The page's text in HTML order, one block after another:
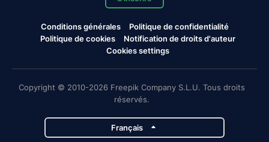
Conditions générales
Politique de confidentialité
Politique de cookies
Notification de droits d'auteur
Cookies settings
Copyright © 2010-2026 Freepik Company S.L.U. Tous droits
réservés.
Français